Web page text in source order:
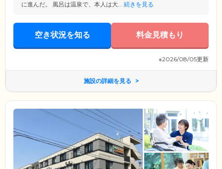
に進んだ。 風呂は温泉で、本人は大... 続きを見る
空き状況を知る 料金見積もり
※2026/08/05更新
施設の詳細を見る